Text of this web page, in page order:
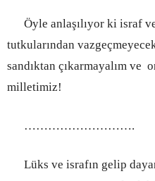
Öyle anlaşılıyor ki israf
tutkularından
sandıktan çıkarmayalım ve
milletimiz!
……………………….
Lüks ve israfın gelip